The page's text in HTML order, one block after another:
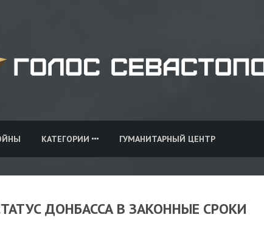
КАТЕГОРИИ ГУМАНИТАРНЫЙ ЦЕНТР
ДОНБАССА В ЗАКОННЫЕ СРОКИ